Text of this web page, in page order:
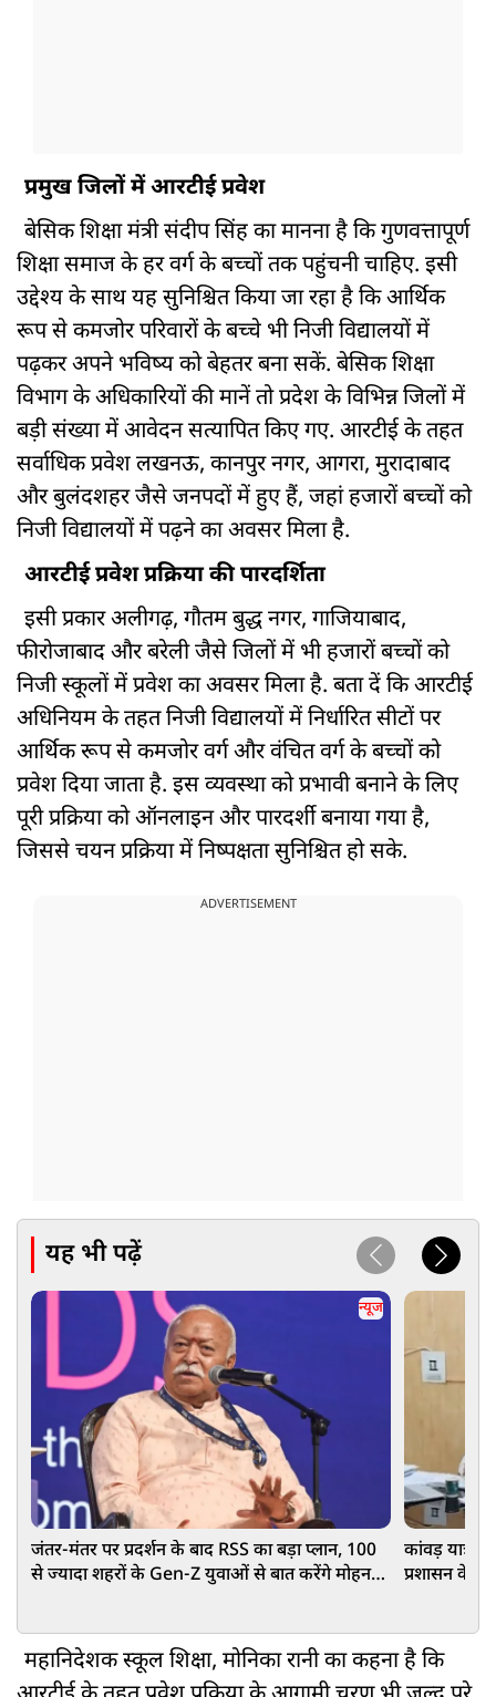
प्रमुख जिलों में आरटीई प्रवेश
बेसिक शिक्षा मंत्री संदीप सिंह का मानना है कि गुणवत्तापूर्ण
शिक्षा समाज के हर वर्ग के बच्चों तक पहुंचनी चाहिए. इसी
उद्देश्य के साथ यह सुनिश्चित किया जा रहा है कि आर्थिक
रूप से कमजोर परिवारों के बच्चे भी निजी विद्यालयों में
पढ़कर अपने भविष्य को बेहतर बना सकें. बेसिक शिक्षा
विभाग के अधिकारियों की मानें तो प्रदेश के विभिन्न जिलों में
बड़ी संख्या में आवेदन सत्यापित किए गए. आरटीई के तहत
सर्वाधिक प्रवेश लखनऊ, कानपुर नगर, आगरा, मुरादाबाद
और बुलंदशहर जैसे जनपदों में हुए हैं, जहां हजारों बच्चों को
निजी विद्यालयों में पढ़ने का अवसर मिला है.
आरटीई प्रवेश प्रक्रिया की पारदर्शिता
इसी प्रकार अलीगढ़, गौतम बुद्ध नगर, गाजियाबाद,
फीरोजाबाद और बरेली जैसे जिलों में भी हजारों बच्चों को
निजी स्कूलों में प्रवेश का अवसर मिला है. बता दें कि आरटीई
अधिनियम के तहत निजी विद्यालयों में निर्धारित सीटों पर
आर्थिक रूप से कमजोर वर्ग और वंचित वर्ग के बच्चों को
प्रवेश दिया जाता है. इस व्यवस्था को प्रभावी बनाने के लिए
पूरी प्रक्रिया को ऑनलाइन और पारदर्शी बनाया गया है,
जिससे चयन प्रक्रिया में निष्पक्षता सुनिश्चित हो सके.
ADVERTISEMENT
यह भी पढ़ें
न्यूज
जंतर-मंतर पर प्रदर्शन के बाद RSS का बड़ा प्लान, 100
से ज्यादा शहरों के Gen-Z युवाओं से बात करेंगे मोहन
कांवड़ यात्रा
प्रशासन के
महानिदेशक स्कूल शिक्षा, मोनिका रानी का कहना है कि